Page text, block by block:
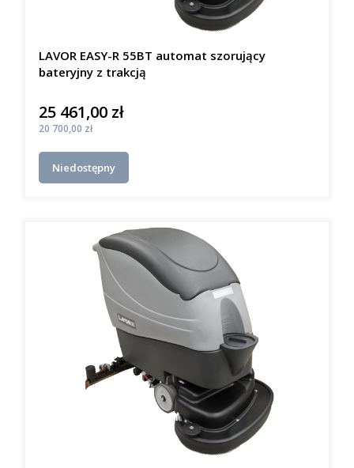
LAVOR EASY-R 55BT automat szorujący
bateryjny z trakcją
Cena
25 461,00 zł
Cena
20 700,00 zł
Niedostępny